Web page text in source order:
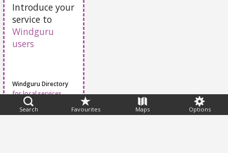
Search Favourites Maps Options
Introduce your
service to
Windguru
users
Windguru Directory
for local services
Feedback